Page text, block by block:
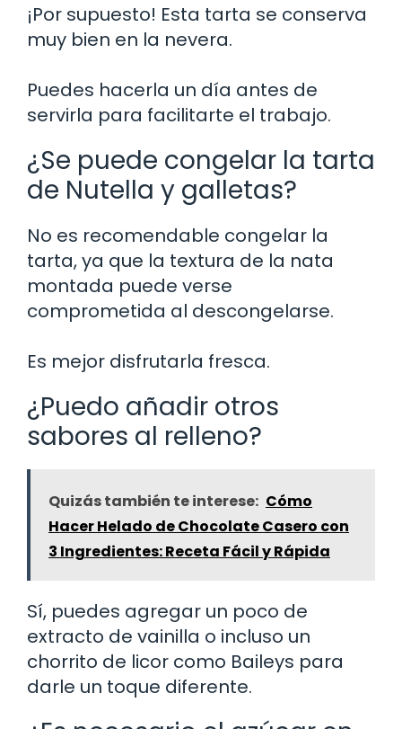
¡Por supuesto! Esta tarta se conserva
muy bien en la nevera.
Puedes hacerla un día antes de
servirla para facilitarte el trabajo.
¿Se puede congelar la tarta
de Nutella y galletas?
No es recomendable congelar la
tarta, ya que la textura de la nata
montada puede verse
comprometida al descongelarse.
Es mejor disfrutarla fresca.
¿Puedo añadir otros
sabores al relleno?
Quizás también te interese: Cómo
Hacer Helado de Chocolate Casero con
3 Ingredientes: Receta Fácil y Rápida
Sí, puedes agregar un poco de
extracto de vainilla o incluso un
chorrito de licor como Baileys para
darle un toque diferente.